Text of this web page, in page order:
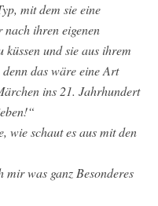
mit dem sie eine
nach ihren eigenen
küssen und sie aus ihrem
das wäre eine Art
ins 21. Jahrhundert
wie schaut es aus mit den
was ganz Besonderes